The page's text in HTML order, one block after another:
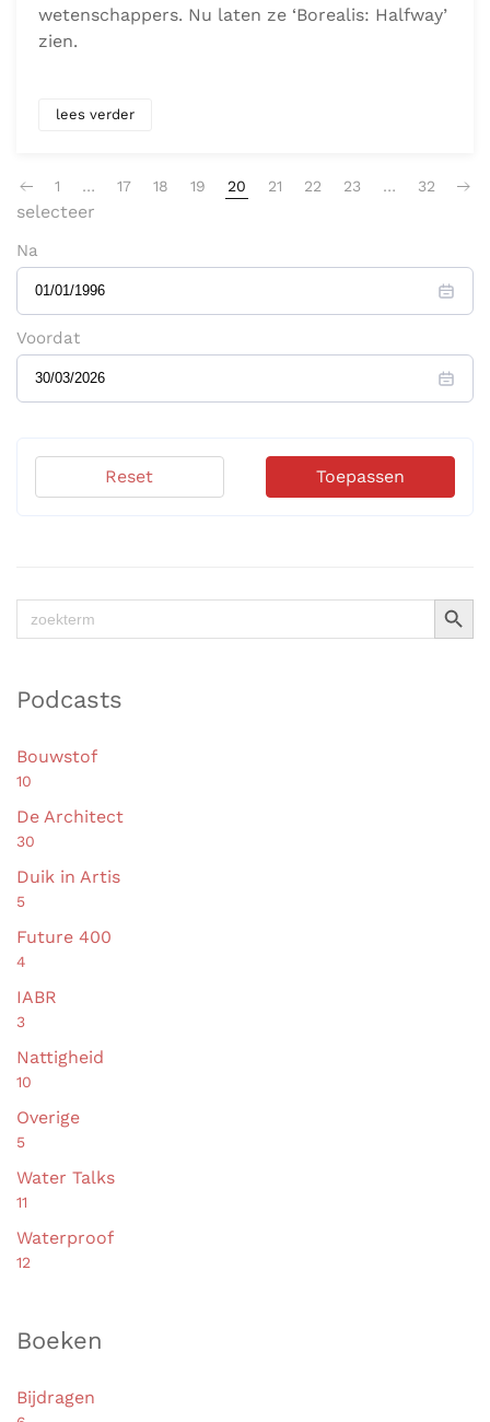
wetenschappers. Nu laten ze ‘Borealis: Halfway’
zien.
lees verder
1 … 17 18 19 20 21 22 23 … 32
selecteer
Na
Voordat
Toepassen
Reset
Zoek
naar:
Podcasts
Bouwstof
10
De Architect
30
Duik in Artis
5
Future 400
4
IABR
3
Nattigheid
10
Overige
5
Water Talks
11
Waterproof
12
Boeken
Bijdragen